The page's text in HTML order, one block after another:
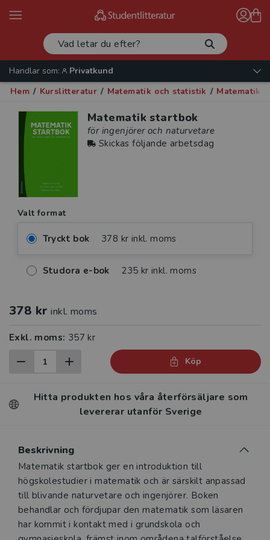
Handlar som:
Privatkund
Hem / Kurslitteratur / Matematik och statistik / Matematik
Matematik startbok
för ingenjörer och naturvetare
Skickas följande arbetsdag
Valt format
Tryckt bok 378 kr inkl. moms
Studora e-bok 235 kr inkl. moms
378 kr inkl. moms
Exkl. moms: 357 kr
Köp
Hitta produkten hos våra återförsäljare som
levererar utanför Sverige
Beskrivning
Beskrivning
Matematik startbok ger en introduktion till
högskolestudier i matematik och är särskilt anpassad
till blivande naturvetare och ingenjörer. Boken
behandlar och fördjupar den matematik som läsaren
har kommit i kontakt med i grundskola och